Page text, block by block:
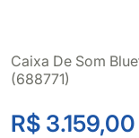
Caixa De Som
(688771)
R$ 3.159,00